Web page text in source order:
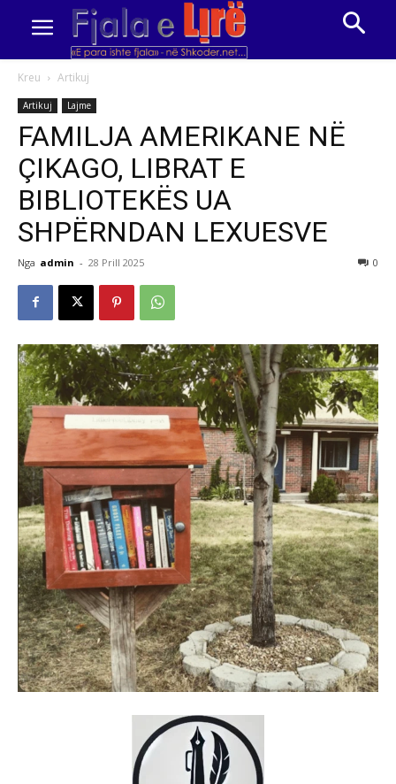
Kreu Artikuj
Artikuj Lajme
FAMILJA AMERIKANE NË
ÇIKAGO, LIBRAT E
BIBLIOTEKËS UA
SHPËRNDAN LEXUESVE
Nga admin - 28 Prill 2025 0